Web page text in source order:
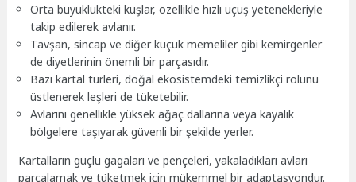
Orta büyüklükteki kuşlar, özellikle hızlı uçuş yetenekleriyle
takip edilerek avlanır.
Tavşan, sincap ve diğer küçük memeliler gibi kemirgenler
de diyetlerinin önemli bir parçasıdır.
Bazı kartal türleri, doğal ekosistemdeki temizlikçi rolünü
üstlenerek leşleri de tüketebilir.
Avlarını genellikle yüksek ağaç dallarına veya kayalık
bölgelere taşıyarak güvenli bir şekilde yerler.
Kartalların güçlü gagaları ve pençeleri, yakaladıkları avları
parçalamak ve tüketmek için mükemmel bir adaptasyondur.